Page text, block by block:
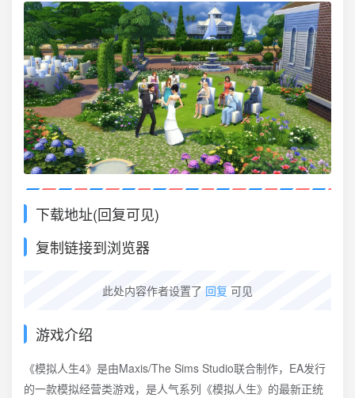
下载地址(回复可见)
复制链接到浏览器
此处内容作者设置了 回复 可见
游戏介绍
《模拟人生4》是由Maxis/The Sims Studio联合制作，EA发行
的一款模拟经营类游戏，是人气系列《模拟人生》的最新正统